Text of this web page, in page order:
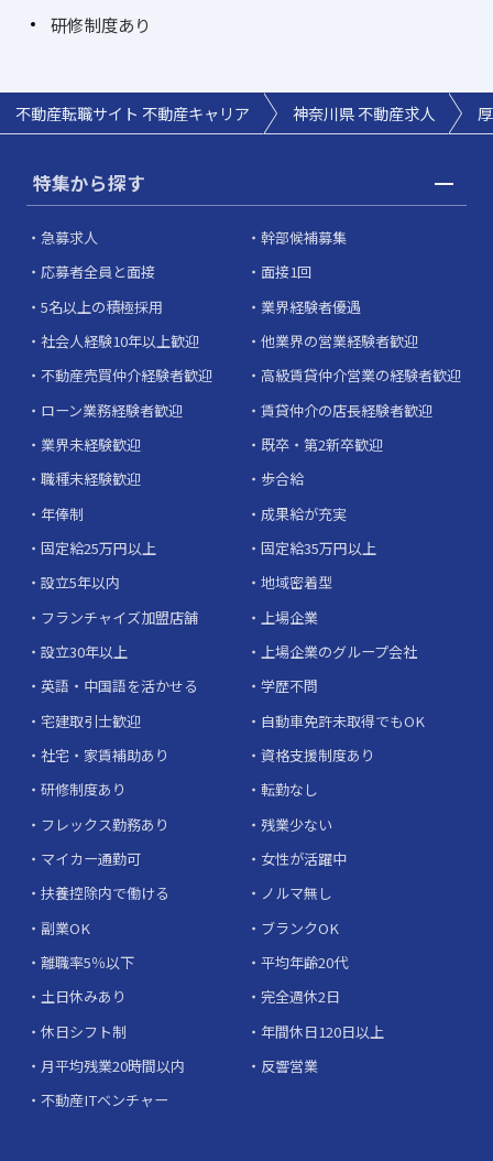
研修制度あり
不動産転職サイト 不動産キャリア 神奈川県 不動産求人
特集から探す
急募求人
幹部候補募集
応募者全員と面接
面接1回
5名以上の積極採用
業界経験者優遇
社会人経験10年以上歓迎
他業界の営業経験者歓迎
不動産売買仲介経験者歓迎
高級賃貸仲介営業の経験者歓迎
ローン業務経験者歓迎
賃貸仲介の店長経験者歓迎
業界未経験歓迎
既卒・第2新卒歓迎
職種未経験歓迎
歩合給
年俸制
成果給が充実
固定給25万円以上
固定給35万円以上
設立5年以内
地域密着型
フランチャイズ加盟店舗
上場企業
設立30年以上
上場企業のグループ会社
英語・中国語を活かせる
学歴不問
宅建取引士歓迎
自動車免許未取得でもOK
社宅・家賃補助あり
資格支援制度あり
研修制度あり
転勤なし
フレックス勤務あり
残業少ない
マイカー通勤可
女性が活躍中
扶養控除内で働ける
ノルマ無し
副業OK
ブランクOK
離職率5％以下
平均年齢20代
土日休みあり
完全週休2日
休日シフト制
年間休日120日以上
月平均残業20時間以内
反響営業
不動産ITベンチャー